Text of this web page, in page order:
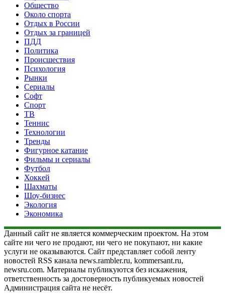
Общество
Около спорта
Отдых в России
Отдых за границей
ПДД
Политика
Происшествия
Психология
Рынки
Сериалы
Софт
Спорт
ТВ
Теннис
Технологии
Тренды
Фигурное катание
Фильмы и сериалы
Футбол
Хоккей
Шахматы
Шоу-бизнес
Экология
Экономика
Данный сайт не является коммерческим проектом. На этом
сайте ни чего не продают, ни чего не покупают, ни какие
услуги не оказываются. Сайт представляет собой ленту
новостей RSS канала news.rambler.ru, kommersant.ru,
newsru.com. Материалы публикуются без искажения,
ответственность за достоверность публикуемых новостей
Администрация сайта не несёт.